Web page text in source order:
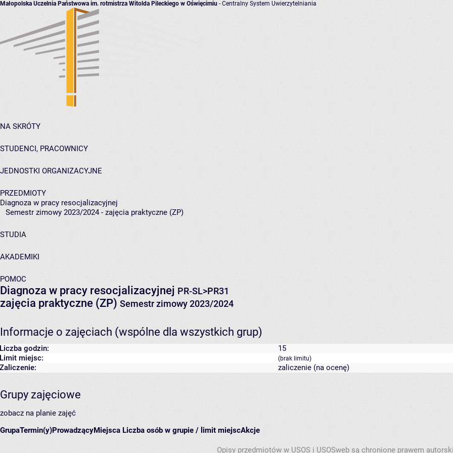
Małopolska Uczelnia Państwowa im. rotmistrza Witolda Pileckiego w Oświęcimiu - Centralny System Uwierzytelniania
NA SKRÓTY
STUDENCI, PRACOWNICY
JEDNOSTKI ORGANIZACYJNE
PRZEDMIOTY
Diagnoza w pracy resocjalizacyjnej
Semestr zimowy 2023/2024 - zajęcia praktyczne (ZP)
STUDIA
AKADEMIKI
POMOC
Diagnoza w pracy resocjalizacyjnej PR-SL>PR31
zajęcia praktyczne (ZP) Semestr zimowy 2023/2024
Informacje o zajęciach (wspólne dla wszystkich grup)
Liczba godzin:
15
Limit miejsc:
(brak limitu)
Zaliczenie: zaliczenie (na ocenę)
Grupy zajęciowe
zobacz na planie zajęć
GrupaTermin(y)ProwadzącyMiejsca Liczba osób w grupie / limit miejscAkcje
Opisy przedmiotów w USOS i USOSweb są chronione prawem